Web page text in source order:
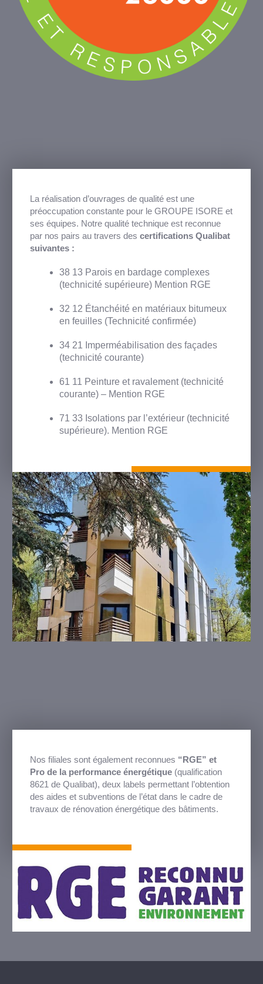
La réalisation d’ouvrages de qualité est une
préoccupation constante pour le GROUPE ISORE et
ses équipes. Notre qualité technique est reconnue
par nos pairs au travers des certifications Qualibat
suivantes :
38 13 Parois en bardage complexes
(technicité supérieure) Mention RGE
32 12 Étanchéité en matériaux bitumeux
en feuilles (Technicité confirmée)
34 21 Imperméabilisation des façades
(technicité courante)
61 11 Peinture et ravalement (technicité
courante) – Mention RGE
71 33 Isolations par l’extérieur (technicité
supérieure). Mention RGE
Nos filiales sont également reconnues “RGE” et
Pro de la performance énergétique(qualification
8621 de Qualibat), deux labels permettant l’obtention
des aides et subventions de l’état dans le cadre de
travaux de rénovation énergétique des bâtiments.